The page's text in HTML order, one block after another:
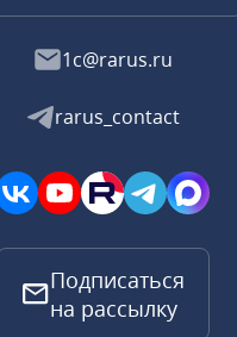
1c@rarus.ru
rarus_contact
Подписаться
на рассылку